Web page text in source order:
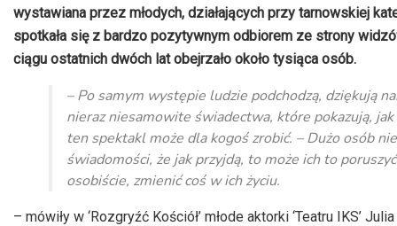
wystawiana przez młodych, działających przy tarnowskiej
spotkała się z bardzo pozytywnym odbiorem ze strony
ciągu ostatnich dwóch lat obejrzało około tysiąca osób.
– Po samym występie ludzie podchodzą, dziękują
nieraz niesamowite świadectwa, które pokazują,
ten spektakl może dla kogoś zrobić. – Dużo osób
świadomości, że jak przyjdą, to może ich to poruszyć
osobiście, zmienić coś w ich życiu.
– mówiły w ‘Rozgryźć Kościół’ młode aktorki ‘Teatru IKS’